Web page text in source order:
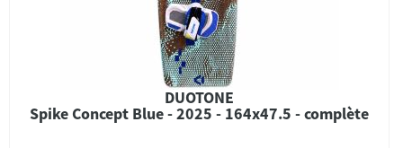
DUOTONE
Spike Concept Blue - 2025 - 164x47.5 - complète